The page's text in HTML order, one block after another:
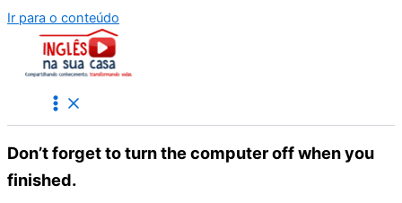
Ir para o conteúdo
Don’t forget to turn the computer off when you
finished.